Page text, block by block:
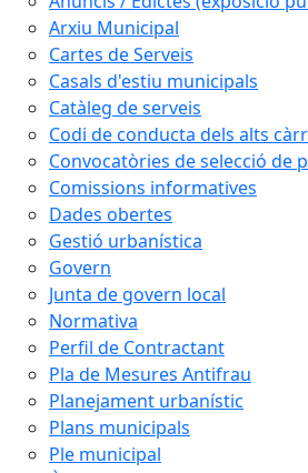
Arxiu Municipal
Cartes de Serveis
Casals d'estiu municipals
Catàleg de serveis
Codi de conducta dels alts
Convocatòries de selecció de
Comissions informatives
Dades obertes
Gestió urbanística
Govern
Junta de govern local
Normativa
Perfil de Contractant
Pla de Mesures Antifrau
Planejament urbanístic
Plans municipals
Ple municipal